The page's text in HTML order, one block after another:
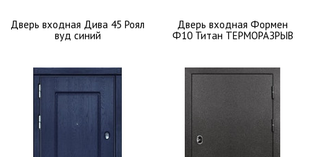
Дверь входная Дива 45 Роял
вуд синий
Дверь входная Формен
Ф10 Титан ТЕРМОРАЗРЫВ